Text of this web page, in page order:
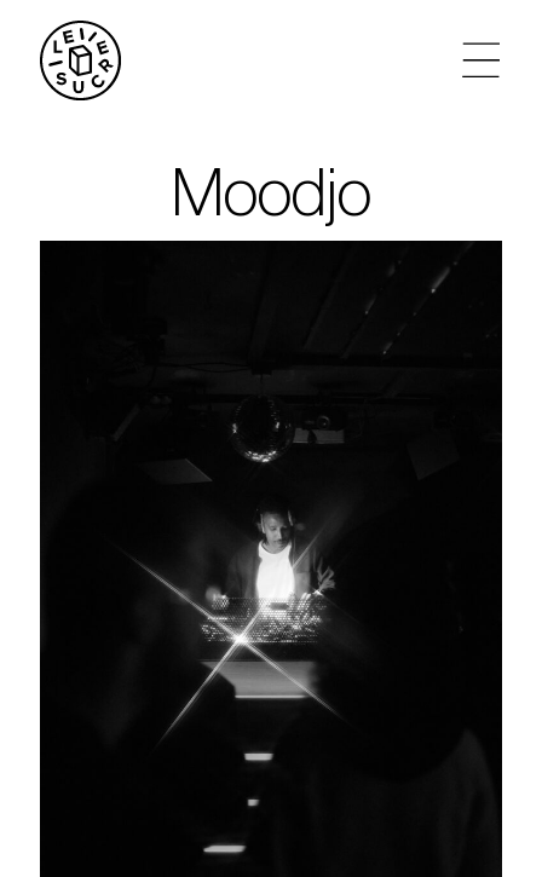
agenda
le sucre max
partenariats
Moodjo